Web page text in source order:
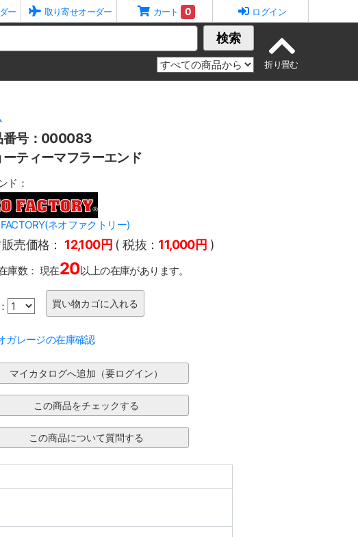
ー 取り寄せオーダー カート 0 ログイン
検索
番号：000083
ーティーマフラーエンド
ド：
ネオファクトリー)
売価格： 12,100円 ( 税抜： 11,000円 )
庫数： 現在20以上の在庫があります。
ガレージの在庫確認